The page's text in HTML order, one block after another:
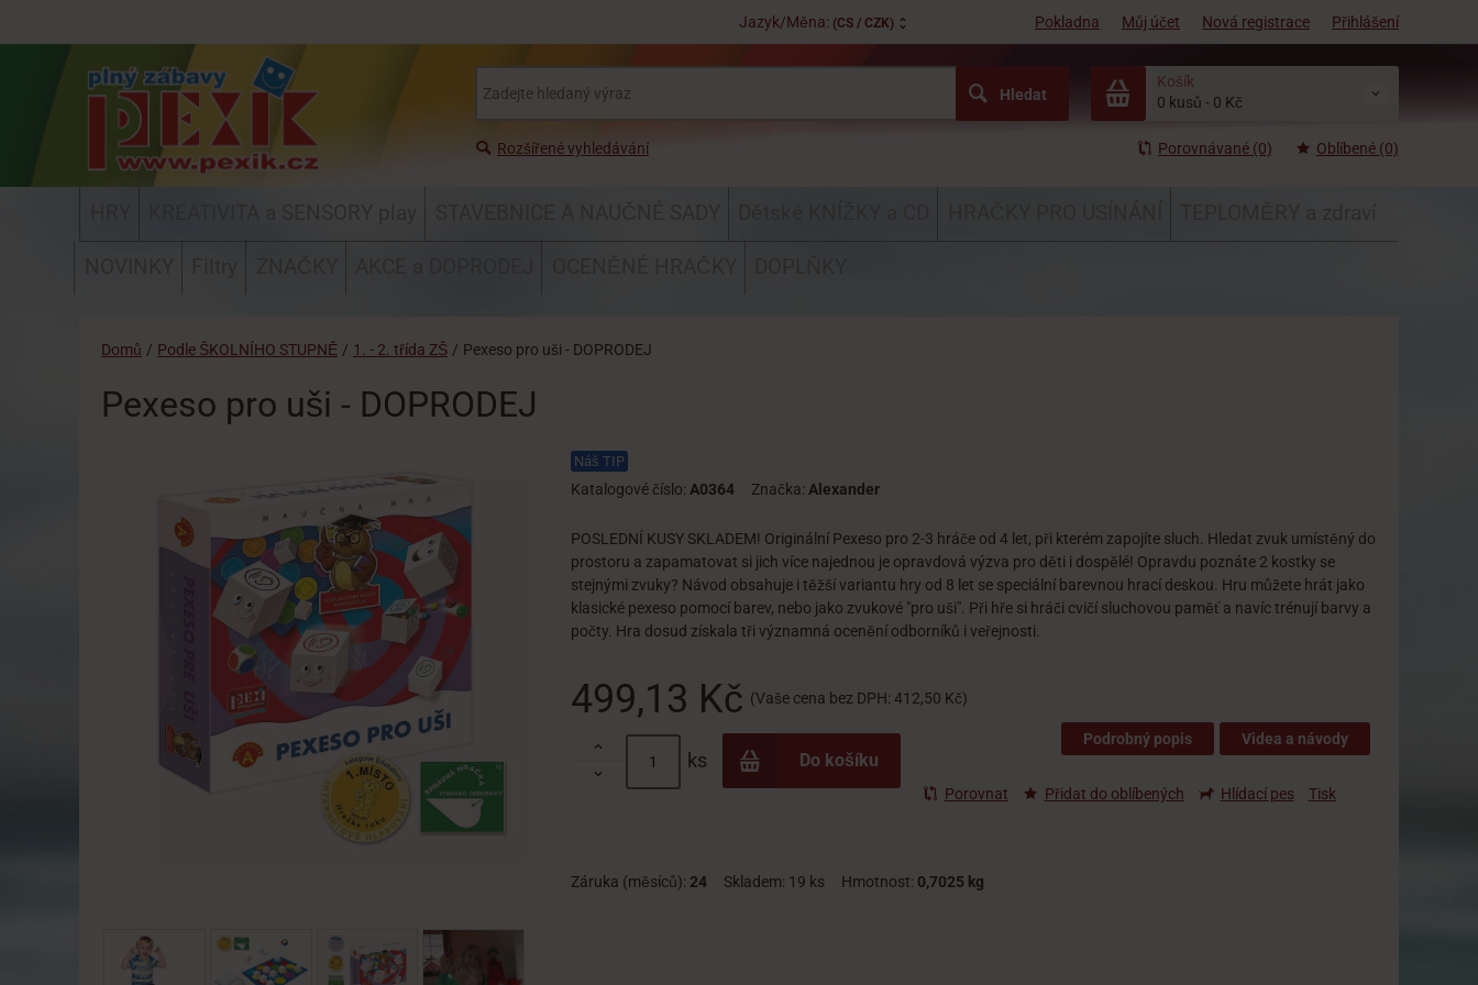
Jazyk/Měna: (CS / CZK) Pokladna Můj účet Nová registrace Přihlášení
Hledat
Košík
0 kusů - 0 Kč
Rozšířené vyhledávání Porovnávané (0) Oblíbené (0)
Domů / Podle ŠKOLNÍHO STUPNĚ / 1. - 2. třída ZŠ / Pexeso pro uši - DOPRODEJ
Pexeso pro uši - DOPRODEJ
Náš TIP
Katalogové číslo: A0364 Značka: Alexander
POSLEDNÍ KUSY SKLADEM! Originální Pexeso pro 2-3 hráče od 4 let, při kterém zapojíte sluch. Hledat zvuk umístěný do
prostoru a zapamatovat si jich více najednou je opravdová výzva pro děti i dospělé! Opravdu poznáte 2 kostky se
stejnými zvuky? Návod obsahuje i těžší variantu hry od 8 let se speciální barevnou hrací deskou. Hru můžete hrát jako
klasické pexeso pomocí barev, nebo jako zvukové "pro uši". Při hře si hráči cvičí sluchovou paměť a navíc trénují barvy a
počty. Hra dosud získala tři významná ocenění odborníků i veřejnosti.
499,13 Kč (Vaše cena bez DPH: 412,50 Kč)
Videa a návody
Podrobný popis


ks Do košíku
Porovnat Přidat do oblíbených Hlídací pes Tisk
Záruka (měsíců): 24 Skladem: 19 ks Hmotnost: 0,7025 kg